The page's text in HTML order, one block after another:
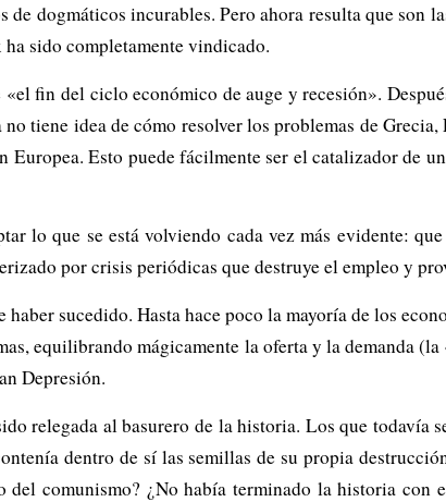
dogmáticos incurables. Pero ahora resulta que son
sido completamente vindicado.
fin del ciclo económico de auge y recesión».
tiene idea de cómo resolver los problemas de
Esto puede fácilmente ser el catalizador de
lo que se está volviendo cada vez más evidente:
por crisis periódicas que destruye el empleo y
sucedido. Hasta hace poco la mayoría de los
equilibrando mágicamente la oferta y la demanda
Depresión.
relegada al basurero de la historia. Los que todavía
dentro de sí las semillas de su propia
comunismo? ¿No había terminado la historia